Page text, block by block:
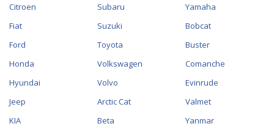
Citroen
Fiat
Ford
Honda
Hyundai
Jeep
KIA
Subaru
Suzuki
Toyota
Volkswagen
Volvo
Arctic Cat
Beta
Yamaha
Bobcat
Buster
Comanche
Evinrude
Valmet
Yanmar